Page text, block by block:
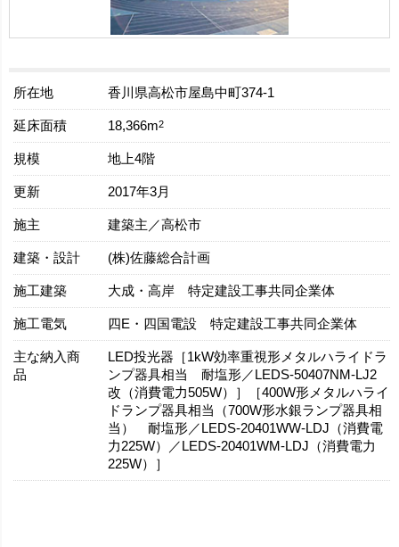
所在地 香川県高松市屋島中町374-1
延床面積 18,366m2
規模 地上4階
更新 2017年3月
施主 建築主／高松市
建築・設計 (株)佐藤総合計画
施工建築 大成・高岸 特定建設工事共同企業体
施工電気 四E・四国電設 特定建設工事共同企業体
主な納入商
品
LED投光器［1kW効率重視形メタルハライドラ
ンプ器具相当 耐塩形／LEDS-50407NM-LJ2
改（消費電力505W）］［400W形メタルハライ
ドランプ器具相当（700W形水銀ランプ器具相
当） 耐塩形／LEDS-20401WW-LDJ（消費電
力225W）／LEDS-20401WM-LDJ（消費電力
225W）］